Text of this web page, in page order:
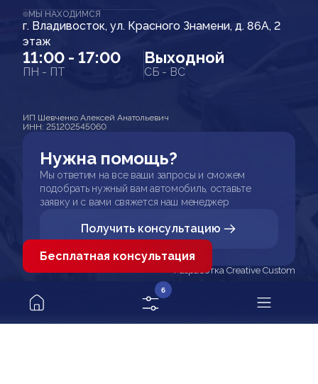
МЫ НАХОДИМСЯ
г. Владивосток, ул. Красного Знамени, д. 86А, 2
этаж
11:00 - 17:00
ПН - ПТ
Выходной
СБ - ВС
ИП Шевченко Алексей Анатольевич
ИНН: 251202545060
Нужна помощь?
Мы ответим на все ваши запросы и сможем
подобрать нужный вам автомобиль, оставьте
заявку и с вами свяжется наш менеджер
Получить консультацию
Разработка Creative Custom
6
Бесплатная консультация